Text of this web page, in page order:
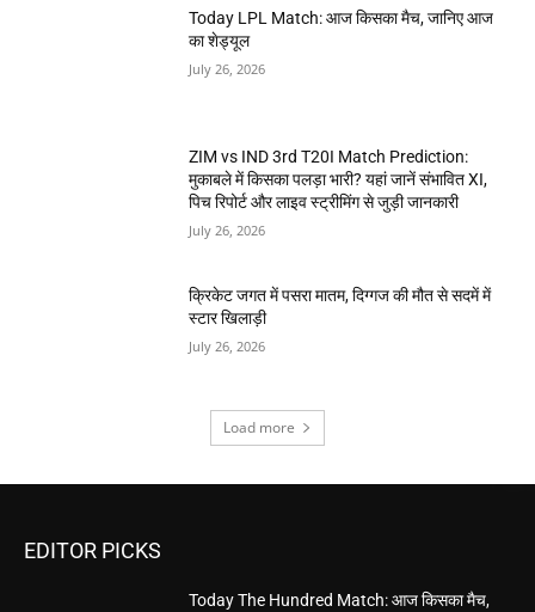
Today LPL Match: आज किसका मैच, जानिए आज
का शेड्यूल
July 26, 2026
ZIM vs IND 3rd T20I Match Prediction:
मुकाबले में किसका पलड़ा भारी? यहां जानें संभावित XI,
पिच रिपोर्ट और लाइव स्ट्रीमिंग से जुड़ी जानकारी
July 26, 2026
क्रिकेट जगत में पसरा मातम, दिग्गज की मौत से सदमें में
स्टार खिलाड़ी
July 26, 2026
Load more
EDITOR PICKS
Today The Hundred Match: आज किसका मैच,